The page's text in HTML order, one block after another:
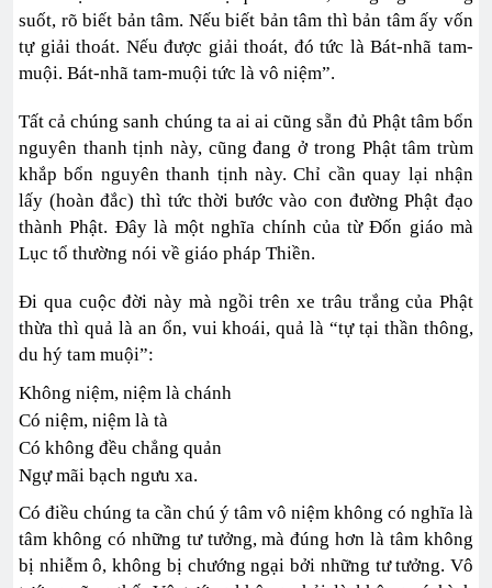
suốt, rõ biết bản tâm. Nếu biết bản tâm thì bản tâm ấy vốn
tự giải thoát. Nếu được giải thoát, đó tức là Bát-nhã tam-
muội. Bát-nhã tam-muội tức là vô niệm”.
Tất cả chúng sanh chúng ta ai ai cũng sẵn đủ Phật tâm bổn
nguyên thanh tịnh này, cũng đang ở trong Phật tâm trùm
khắp bổn nguyên thanh tịnh này. Chỉ cần quay lại nhận
lấy (hoàn đắc) thì tức thời bước vào con đường Phật đạo
thành Phật. Đây là một nghĩa chính của từ Đốn giáo mà
Lục tổ thường nói về giáo pháp Thiền.
Đi qua cuộc đời này mà ngồi trên xe trâu trắng của Phật
thừa thì quả là an ổn, vui khoái, quả là “tự tại thần thông,
du hý tam muội”:
Không niệm, niệm là chánh
Có niệm, niệm là tà
Có không đều chẳng quản
Ngự mãi bạch ngưu xa.
Có điều chúng ta cần chú ý tâm vô niệm không có nghĩa là
tâm không có những tư tưởng, mà đúng hơn là tâm không
bị nhiễm ô, không bị chướng ngại bởi những tư tưởng. Vô